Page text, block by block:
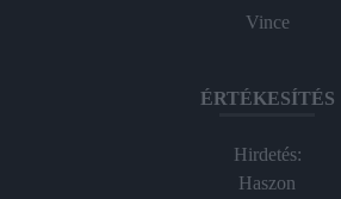
Vince
ÉRTÉKESÍTÉS
Hirdetés:
Haszon